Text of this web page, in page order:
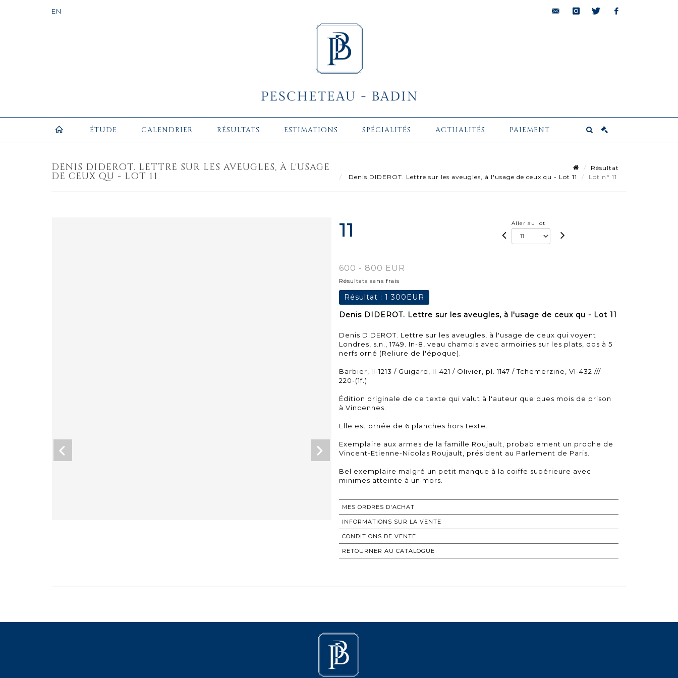
ÉTUDE CALENDRIER RÉSULTATS ESTIMATIONS SPÉCIALITÉS ACTUALITÉS PAIEMENT
DENIS DIDEROT. LETTRE SUR LES AVEUGLES, À L'USAGE
DE CEUX QU - LOT 11
Résultat
Denis DIDEROT. Lettre sur les aveugles, à l'usage de ceux qu - Lot 11
Lot n° 11
11 Aller au lot
600 - 800 EUR
Résultats sans frais
Résultat : 1 300EUR
Denis DIDEROT. Lettre sur les aveugles, à l'usage de ceux qu - Lot 11
Denis DIDEROT. Lettre sur les aveugles, à l'usage de ceux qui voyent
Londres, s.n., 1749. In-8, veau chamois avec armoiries sur les plats, dos à 5
nerfs orné (Reliure de l'époque).
Barbier, II-1213 / Guigard, II-421 / Olivier, pl. 1147 / Tchemerzine, VI-432 ///
220-(1f.).
Édition originale de ce texte qui valut à l'auteur quelques mois de prison
à Vincennes.
Elle est ornée de 6 planches hors texte.
Exemplaire aux armes de la famille Roujault, probablement un proche de
Vincent-Etienne-Nicolas Roujault, président au Parlement de Paris.
Bel exemplaire malgré un petit manque à la coiffe supérieure avec
MES ORDRES D'ACHAT
INFORMATIONS SUR LA VENTE
CONDITIONS DE VENTE
RETOURNER AU CATALOGUE